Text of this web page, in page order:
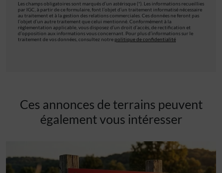
Les champs obligatoires sont marqués d’un astérisque (*). Les informations recueillies
par IGC, à partir de ce formulaire, font l’objet d’un traitement informatisé nécessaire
au traitement et à la gestion des relations commerciales. Ces données ne feront pas
l’objet d’un autre traitement que celui mentionné. Conformément à la
règlementation applicable, vous disposez d’un droit d’accès, de rectification et
d’opposition aux informations vous concernant. Pour plus d’informations sur le
traitement de vos données, consultez notre politique de confidentialité
Ces annonces de terrains peuvent
également vous intéresser